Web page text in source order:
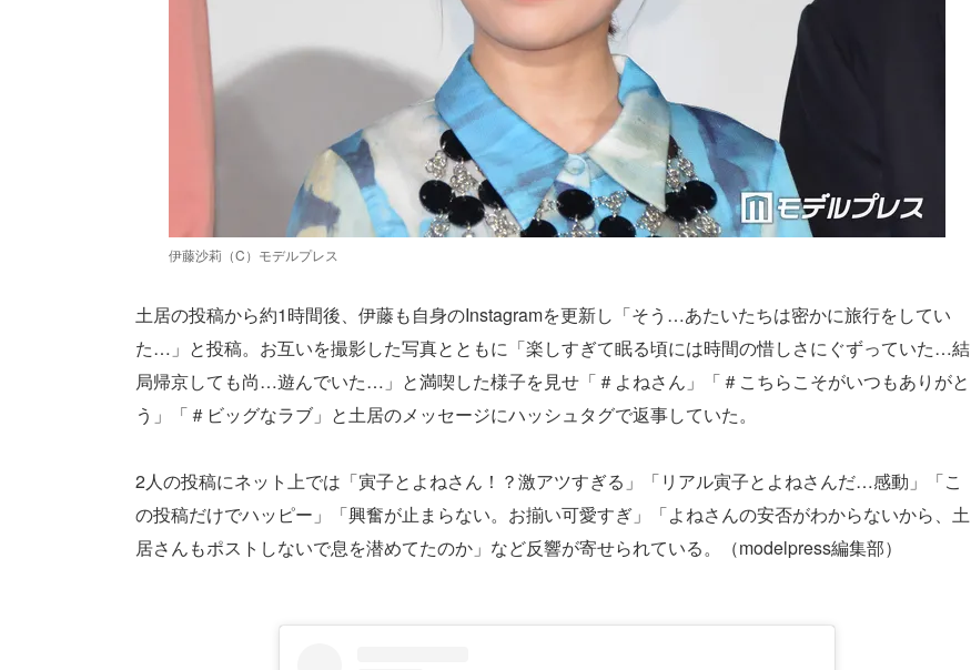
伊藤沙莉（C）モデルプレス
土居の投稿から約1時間後、伊藤も自身のInstagramを更新し「そう…あたいたちは密かに旅行をしてい
た…」と投稿。お互いを撮影した写真とともに「楽しすぎて眠る頃には時間の惜しさにぐずっていた…結
局帰京しても尚…遊んでいた…」と満喫した様子を見せ「＃よねさん」「＃こちらこそがいつもありがと
う」「＃ビッグなラブ」と土居のメッセージにハッシュタグで返事していた。
2人の投稿にネット上では「寅子とよねさん！？激アツすぎる」「リアル寅子とよねさんだ…感動」「こ
の投稿だけでハッピー」「興奮が止まらない。お揃い可愛すぎ」「よねさんの安否がわからないから、土
居さんもポストしないで息を潜めてたのか」など反響が寄せられている。（modelpress編集部）